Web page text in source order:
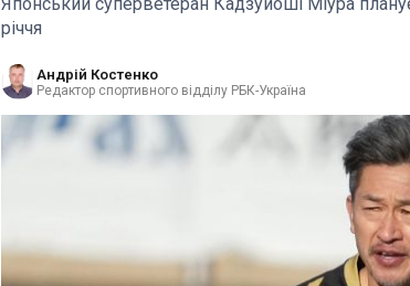
річчя
Андрій Костенко
Редактор спортивного відділу РБК-Україна